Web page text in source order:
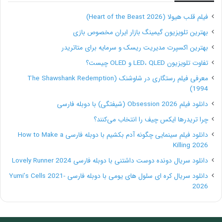
بهترین آن ها کار ساده ای نیست. به جای آنکه به صورت
تصادفی یکی از آن ها را انتخاب کنید، زمان کافی
بگذارید و کسی را پیدا کنید که انتظارات شما را برآورده
می کند. به محض اینکه او را یافتید، می توانید وارد یک
رابطه کاری بلند مدت شوید و این بهترین چیز در دنیا
برای هردوی شما خواهد بود.
[av_button label=’برونسپاری پروژه و استخدام یک
نویسنده’
link=’manually,https://parsfreelancer.com/freelanc
فیلم قلب هیولا (Heart of the Beast 2026)
بهترین تلویزیون گیمینگ بازار ایران مخصوص بازی
بهترین اکسپرت مدیریت ریسک و سرمایه برای متاتریدر
تفاوت تلویزیون LED، QLED و OLED چیست؟
معرفی فیلم رستگاری در شاوشنک (The Shawshank Redemption
1994)
دانلود فیلم Obsession 2026 (شیفتگی) با دوبله فارسی
چرا تریدرها ایکس چیف را انتخاب می‌کنند؟
دانلود فیلم سینمایی چگونه آدم بکشیم با دوبله فارسی How to Make a
Killing 2026
دانلود سریال دونده دوست داشتنی با دوبله فارسی Lovely Runner 2024
دانلود سریال کره ای سلول های یومی با دوبله فارسی Yumi’s Cells 2021-
2026